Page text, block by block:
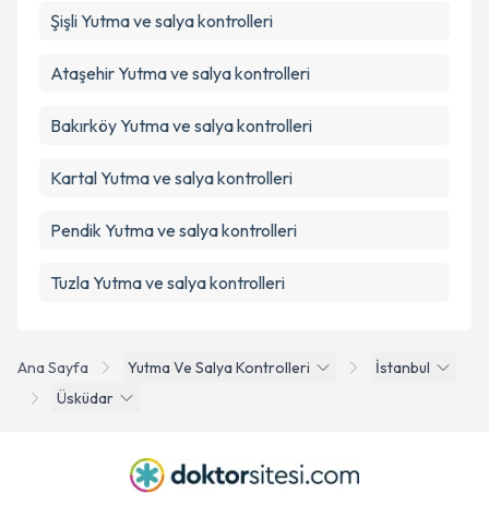
Ana Sayfa Yutma Ve Salya Kontrolleri
İstanbul
Üsküdar
ŞişliYutma ve salya kontrolleri
AtaşehirYutma ve salya kontrolleri
BakırköyYutma ve salya kontrolleri
KartalYutma ve salya kontrolleri
Pendik Yutma ve salya kontrolleri
TuzlaYutma ve salya kontrolleri